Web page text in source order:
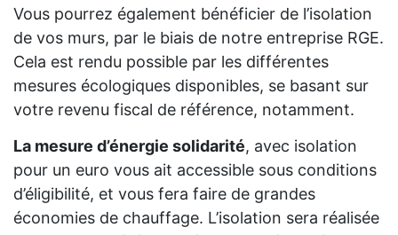
Vous pourrez également bénéficier de l’isolation
de vos murs, par le biais de notre entreprise RGE.
Cela est rendu possible par les différentes
mesures écologiques disponibles, se basant sur
votre revenu fiscal de référence, notamment.
La mesure d’énergie solidarité, avec isolation
pour un euro vous ait accessible sous conditions
d’éligibilité, et vous fera faire de grandes
économies de chauffage. L’isolation sera réalisée